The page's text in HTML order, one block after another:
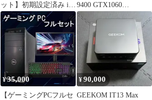
ット】初期設定済み i7
GTX MS Office搭載
9400 GTX1060
SSD250G 16G
¥35,000
【ゲーミングPCフルセ
¥90,000
GEEKOM IT13 Max